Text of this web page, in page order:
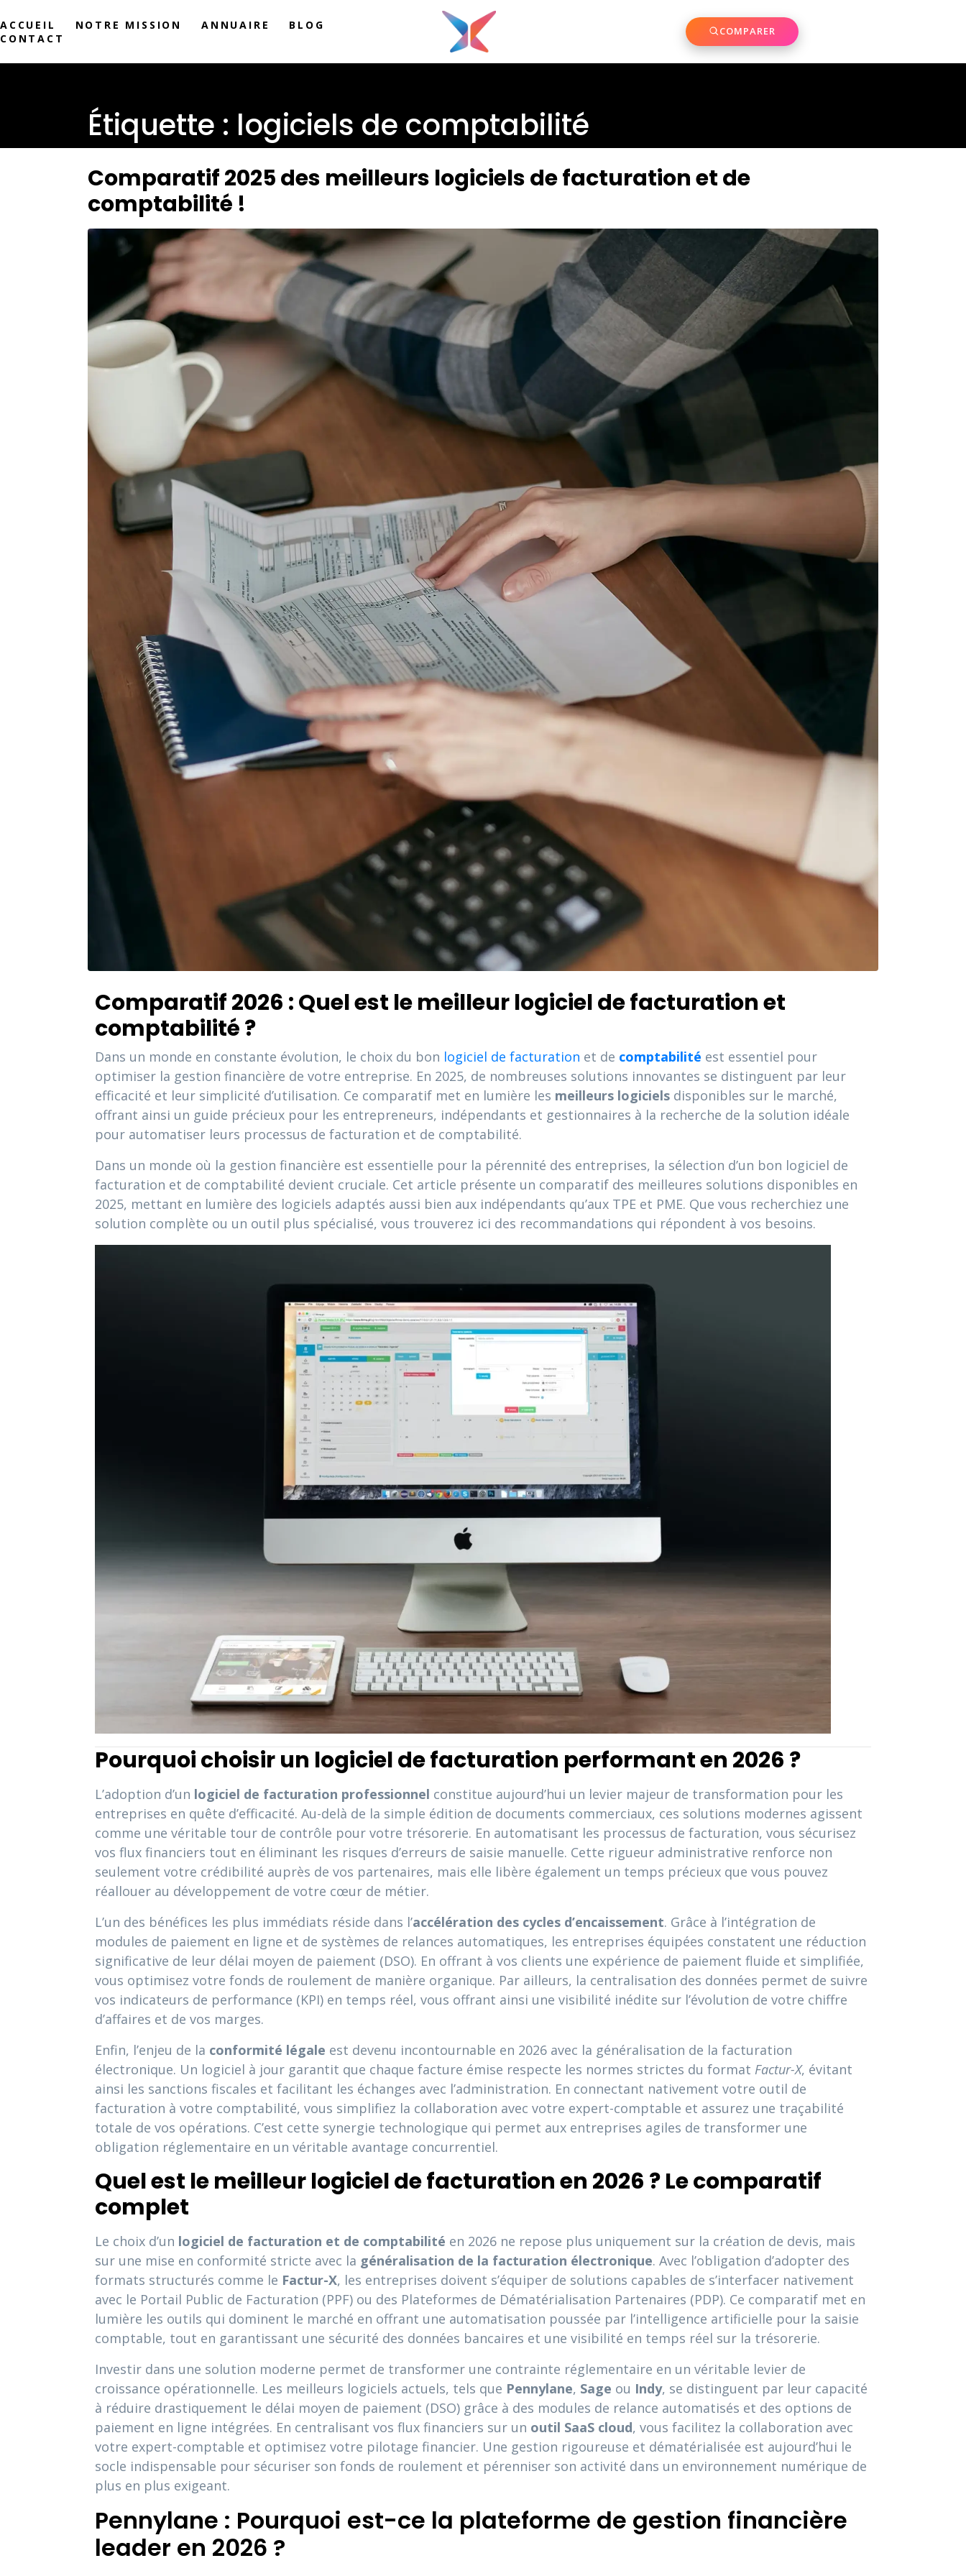
ACCUEIL NOTRE MISSION ANNUAIRE
BLOG
CONTACT
COMPARER
Étiquette : logiciels de comptabilité
Comparatif 2025 des meilleurs logiciels de facturation et de
comptabilité !
Comparatif 2026 : Quel est le meilleur logiciel de facturation et
comptabilité ?
Dans un monde en constante évolution, le choix du bon logiciel de facturation et de comptabilité est essentiel pour
optimiser la gestion financière de votre entreprise. En 2025, de nombreuses solutions innovantes se distinguent par leur
efficacité et leur simplicité d’utilisation. Ce comparatif met en lumière les meilleurs logiciels disponibles sur le marché,
offrant ainsi un guide précieux pour les entrepreneurs, indépendants et gestionnaires à la recherche de la solution idéale
pour automatiser leurs processus de facturation et de comptabilité.
Dans un monde où la gestion financière est essentielle pour la pérennité des entreprises, la sélection d’un bon logiciel de
facturation et de comptabilité devient cruciale. Cet article présente un comparatif des meilleures solutions disponibles en
2025, mettant en lumière des logiciels adaptés aussi bien aux indépendants qu’aux TPE et PME. Que vous recherchiez une
solution complète ou un outil plus spécialisé, vous trouverez ici des recommandations qui répondent à vos besoins.
Pourquoi choisir un logiciel de facturation performant en 2026 ?
L’adoption d’un logiciel de facturation professionnel constitue aujourd’hui un levier majeur de transformation pour les
entreprises en quête d’efficacité. Au-delà de la simple édition de documents commerciaux, ces solutions modernes agissent
comme une véritable tour de contrôle pour votre trésorerie. En automatisant les processus de facturation, vous sécurisez
vos flux financiers tout en éliminant les risques d’erreurs de saisie manuelle. Cette rigueur administrative renforce non
seulement votre crédibilité auprès de vos partenaires, mais elle libère également un temps précieux que vous pouvez
réallouer au développement de votre cœur de métier.
L’un des bénéfices les plus immédiats réside dans l’accélération des cycles d’encaissement. Grâce à l’intégration de
modules de paiement en ligne et de systèmes de relances automatiques, les entreprises équipées constatent une réduction
significative de leur délai moyen de paiement (DSO). En offrant à vos clients une expérience de paiement fluide et simplifiée,
vous optimisez votre fonds de roulement de manière organique. Par ailleurs, la centralisation des données permet de suivre
vos indicateurs de performance (KPI) en temps réel, vous offrant ainsi une visibilité inédite sur l’évolution de votre chiffre
d’affaires et de vos marges.
Enfin, l’enjeu de la conformité légale est devenu incontournable en 2026 avec la généralisation de la facturation
électronique. Un logiciel à jour garantit que chaque facture émise respecte les normes strictes du format Factur-X, évitant
ainsi les sanctions fiscales et facilitant les échanges avec l’administration. En connectant nativement votre outil de
facturation à votre comptabilité, vous simplifiez la collaboration avec votre expert-comptable et assurez une traçabilité
totale de vos opérations. C’est cette synergie technologique qui permet aux entreprises agiles de transformer une
obligation réglementaire en un véritable avantage concurrentiel.
Quel est le meilleur logiciel de facturation en 2026 ? Le comparatif
complet
Le choix d’un logiciel de facturation et de comptabilité en 2026 ne repose plus uniquement sur la création de devis, mais
sur une mise en conformité stricte avec la généralisation de la facturation électronique. Avec l’obligation d’adopter des
formats structurés comme le Factur-X, les entreprises doivent s’équiper de solutions capables de s’interfacer nativement
avec le Portail Public de Facturation (PPF) ou des Plateformes de Dématérialisation Partenaires (PDP). Ce comparatif met en
lumière les outils qui dominent le marché en offrant une automatisation poussée par l’intelligence artificielle pour la saisie
comptable, tout en garantissant une sécurité des données bancaires et une visibilité en temps réel sur la trésorerie.
Investir dans une solution moderne permet de transformer une contrainte réglementaire en un véritable levier de
croissance opérationnelle. Les meilleurs logiciels actuels, tels que Pennylane, Sage ou Indy, se distinguent par leur capacité
à réduire drastiquement le délai moyen de paiement (DSO) grâce à des modules de relance automatisés et des options de
paiement en ligne intégrées. En centralisant vos flux financiers sur un outil SaaS cloud, vous facilitez la collaboration avec
votre expert-comptable et optimisez votre pilotage financier. Une gestion rigoureuse et dématérialisée est aujourd’hui le
socle indispensable pour sécuriser son fonds de roulement et pérenniser son activité dans un environnement numérique de
plus en plus exigeant.
Pennylane : Pourquoi est-ce la plateforme de gestion financière
leader en 2026 ?